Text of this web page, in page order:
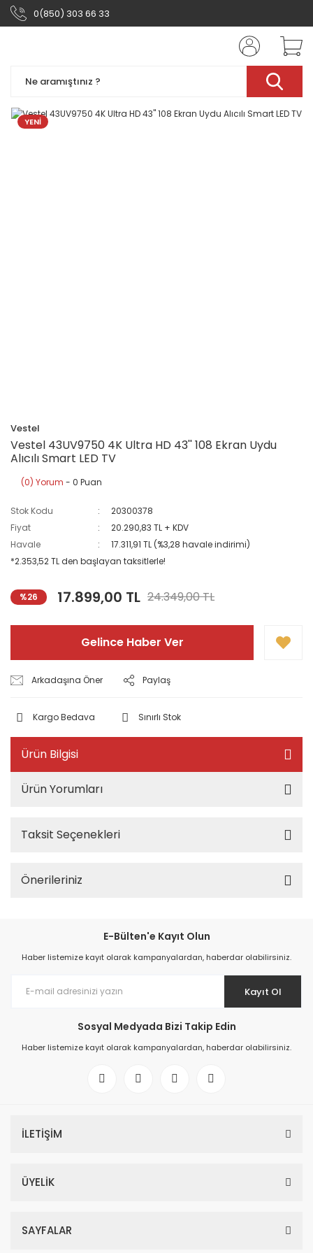
0(850) 303 66 33
YENİ
Vestel
Vestel 43UV9750 4K Ultra HD 43'' 108 Ekran Uydu
Alıcılı Smart LED TV
(0) Yorum - 0 Puan
Stok Kodu
20300378
Fiyat
20.290,83 TL + KDV
Havale
17.311,91 TL (%3,28 havale indirimi)
*2.353,52 TL den başlayan taksitlerle!
%26 17.899,00 TL 24.349,00 TL
Gelince Haber Ver
Arkadaşına Öner Paylaş
Kargo Bedava Sınırlı Stok
Ürün Bilgisi
Ürün Yorumları
Taksit Seçenekleri
Önerileriniz
E-Bülten'e Kayıt Olun
Haber listemize kayıt olarak kampanyalardan, haberdar olabilirsiniz.
Kayıt Ol
Sosyal Medyada Bizi Takip Edin
Haber listemize kayıt olarak kampanyalardan, haberdar olabilirsiniz.
İLETİŞİM
ÜYELİK
SAYFALAR